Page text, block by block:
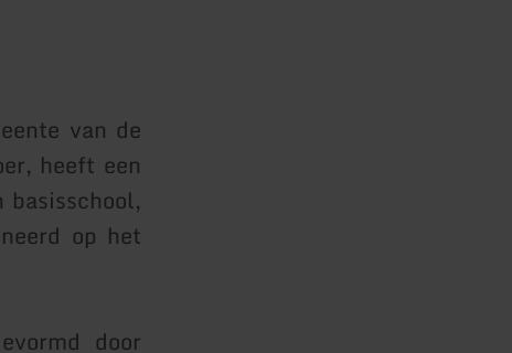
van de
heeft een
op het
door